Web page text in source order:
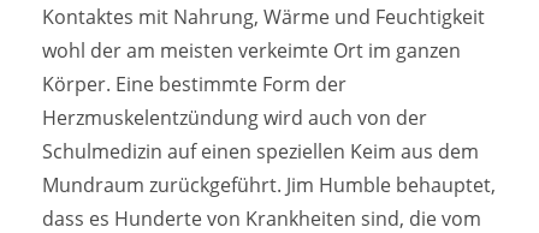
Kontaktes mit Nahrung, Wärme und Feuchtigkeit
wohl der am meisten verkeimte Ort im ganzen
Körper. Eine bestimmte Form der
Herzmuskelentzündung wird auch von der
Schulmedizin auf einen speziellen Keim aus dem
Mundraum zurückgeführt. Jim Humble behauptet,
dass es Hunderte von Krankheiten sind, die vom